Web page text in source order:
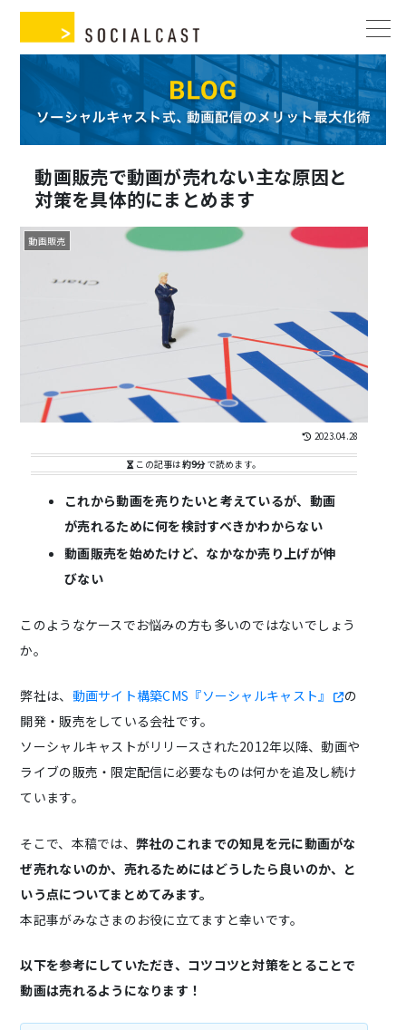
動画販売で動画が売れない主な原因と
対策を具体的にまとめます
動画販売
2023.04.28
この記事は約9分で読めます。
これから動画を売りたいと考えているが、動画
が売れるために何を検討すべきかわからない
動画販売を始めたけど、なかなか売り上げが伸
びない
このようなケースでお悩みの方も多いのではないでしょう
か。
弊社は、 動画サイト構築CMS『ソーシャルキャスト』
の
開発・販売をしている会社です。
ソーシャルキャストがリリースされた2012年以降、動画や
ライブの販売・限定配信に必要なものは何かを追及し続け
ています。
そこで、本稿では、 弊社のこれまでの知見を元に動画がな
ぜ売れないのか、売れるためにはどうしたら良いのか、と
いう点についてまとめてみます。
本記事がみなさまのお役に立てますと幸いです。
以下を参考にしていただき、コツコツと対策をとることで
動画は売れるようになります！